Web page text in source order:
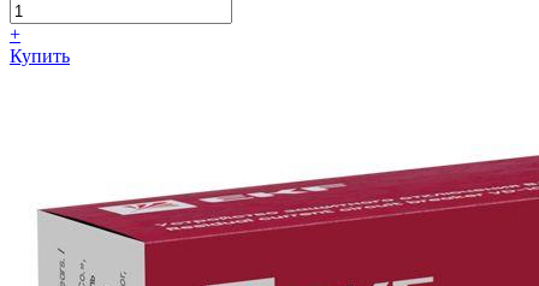
+
Купить